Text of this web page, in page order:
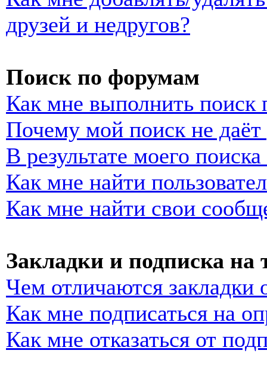
друзей и недругов?
Поиск по форумам
Как мне выполнить
Почему мой поиск не даёт
В результате моего
Как мне найти
Как мне найти свои
Закладки и подписка на
Чем отличаются закладки
Как мне подписаться на
Как мне отказаться от